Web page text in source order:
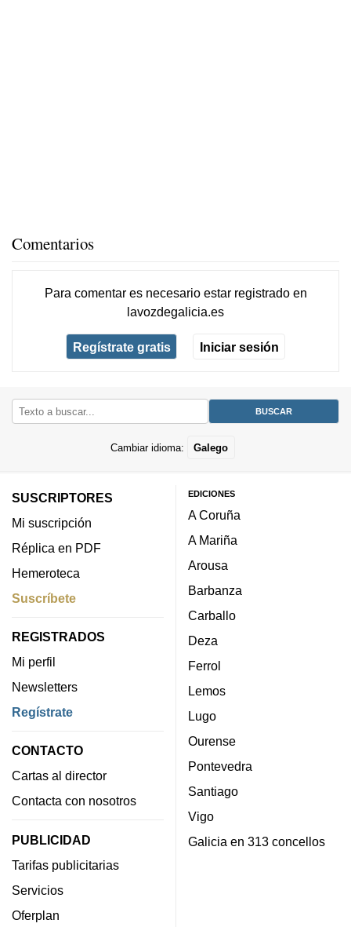
Comentarios
Para comentar es necesario estar registradoen
lavozdegalicia.es
Regístrate gratis Iniciar sesión
Cambiar idioma: Galego
SUSCRIPTORES
Mi suscripción
Réplica en PDF
Hemeroteca
Suscríbete
REGISTRADOS
Mi perfil
Newsletters
Regístrate
CONTACTO
Cartas al director
Contacta con nosotros
PUBLICIDAD
Tarifas publicitarias
Servicios
Oferplan
EDICIONES
A Coruña
A Mariña
Arousa
Barbanza
Carballo
Deza
Ferrol
Lemos
Lugo
Ourense
Pontevedra
Santiago
Vigo
Galicia en 313 concellos